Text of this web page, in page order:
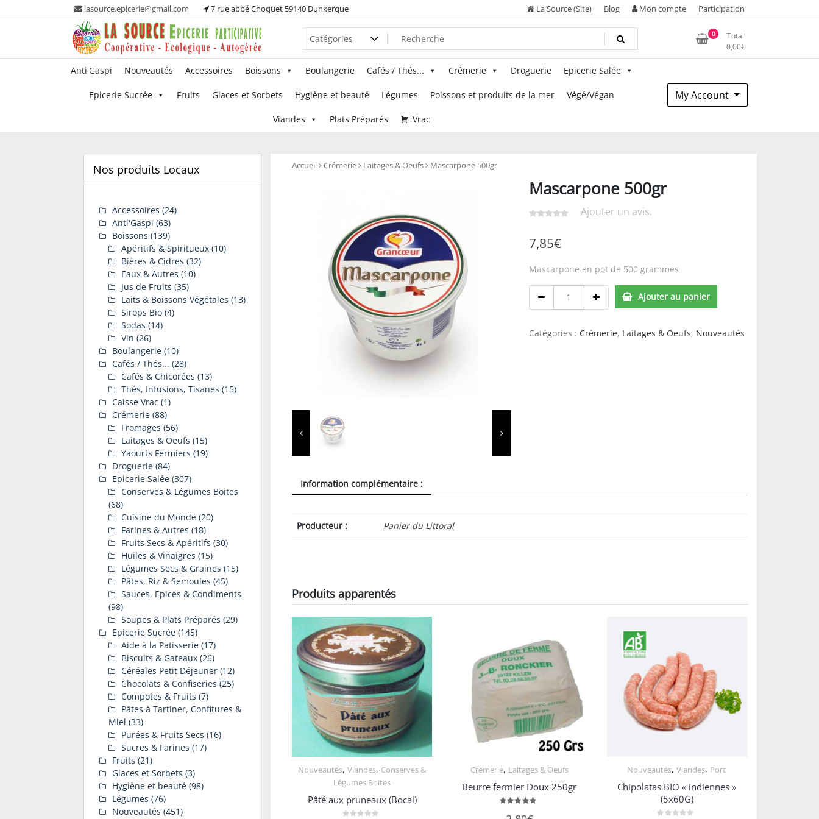
to
lasource.epicerie@gmail.com 7 rue abbé Choquet 59140 Dunkerque La Source (Site) Blog Mon compte Participation
La Source – Epicerie
Participative
Ou tous les adhérents sont propriétaires et
participent à la maintenance de leur épicerie!
0
Total
0,00€
Anti'Gaspi Nouveautés Accessoires Boissons Boulangerie Cafés / Thés... Crémerie Droguerie Epicerie Salée
Epicerie Sucrée Fruits Glaces et Sorbets Hygiène et beauté Légumes Poissons et produits de la mer Végé/Végan
Viandes Plats Préparés Vrac
My Account
Accueil Crémerie Laitages & Oeufs Mascarpone 500gr
Mascarpone 500gr
Ajouter un avis.
7,85€
Mascarpone en pot de 500 grammes
500gr
Ajouter au panier
Catégories : Crémerie, Laitages & Oeufs, Nouveautés
Information complémentaire :
Producteur : Panier du Littoral
Produits apparentés
Nouveautés, Viandes, Conserves &
Légumes Boites
Pâté aux pruneaux (Bocal)
Crémerie, Laitages & Oeufs
Beurre fermier Doux 250gr
Nouveautés,Viandes, Porc
Chipolatas BIO « indiennes »
(5x60G)
Nos produits Locaux
Accessoires (24)
Anti'Gaspi (63)
Boissons (139)
Apéritifs & Spiritueux (10)
Bières & Cidres (32)
Eaux & Autres (10)
Jus de Fruits (35)
Laits & Boissons Végétales (13)
Sirops Bio (4)
Sodas (14)
Vin (26)
Boulangerie (10)
Cafés / Thés... (28)
Cafés & Chicorées (13)
Thés, Infusions, Tisanes (15)
Caisse Vrac (1)
Crémerie (88)
Fromages (56)
Laitages & Oeufs (15)
Yaourts Fermiers (19)
Droguerie (84)
Epicerie Salée (307)
Conserves & Légumes Boites
(68)
Cuisine du Monde (20)
Farines & Autres (18)
Fruits Secs & Apéritifs (30)
Huiles & Vinaigres (15)
Légumes Secs & Graines (15)
Pâtes, Riz & Semoules (45)
Sauces, Epices & Condiments
(98)
Soupes & Plats Préparés (29)
Epicerie Sucrée (145)
Aide à la Patisserie (17)
Biscuits & Gateaux (26)
Céréales Petit Déjeuner (12)
Chocolats & Confiseries (25)
Compotes & Fruits (7)
Pâtes à Tartiner, Confitures &
Miel (33)
Purées & Fruits Secs (16)
Sucres & Farines (17)
Fruits (21)
Glaces et Sorbets (3)
Hygiène et beauté (98)
Légumes (76)
Nouveautés (451)